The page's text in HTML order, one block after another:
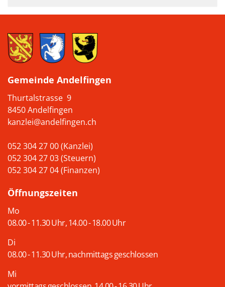
Gemeinde Andelfingen
Thurtalstrasse 9
8450 Andelfingen
kanzlei@andelfingen.ch
052 304 27 00 (Kanzlei)
052 304 27 03 (Steuern)
052 304 27 04 (Finanzen)
Öffnungszeiten
Mo
08.00 - 11.30 Uhr, 14.00 - 18.00 Uhr
Di
08.00 - 11.30 Uhr, nachmittags geschlossen
Mi